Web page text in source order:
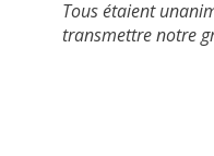
Tous étaient
transmettre notre